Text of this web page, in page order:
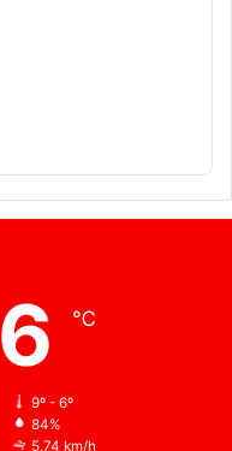
6 ℃
9º - 6º
84%
5.74 km/h